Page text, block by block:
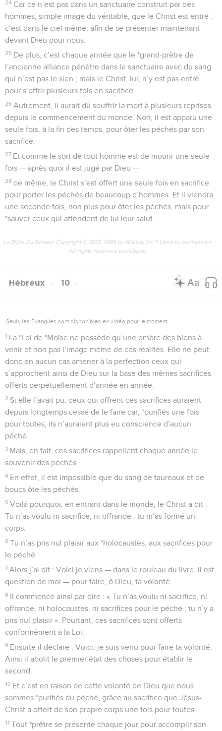
24 Car ce n’est pas dans un sanctuaire construit par des
hommes, simple image du véritable, que le Christ est entré :
c’est dans le ciel même, afin de se présenter maintenant
devant Dieu pour nous.
25 De plus, c’est chaque année que le *grand-prêtre de
l’ancienne alliance pénètre dans le sanctuaire avec du sang
qui n’est pas le sien ; mais le Christ, lui, n’y est pas entré
pour s’offrir plusieurs fois en sacrifice.
26 Autrement, il aurait dû souffrir la mort à plusieurs reprises
depuis le commencement du monde. Non, il est apparu une
seule fois, à la fin des temps, pour ôter les péchés par son
sacrifice.
27 Et comme le sort de tout homme est de mourir une seule
fois — après quoi il est jugé par Dieu —
28 de même, le Christ s’est offert une seule fois en sacrifice
pour porter les péchés de beaucoup d’hommes. Et il viendra
une seconde fois, non plus pour ôter les péchés, mais pour
*sauver ceux qui attendent de lui leur salut.
La Bible Du Semeur Copyright © 1992, 1999 by Biblica, Inc.® Used by permission.
All rights reserved worldwide.
Hébreux 10
Seuls les Évangiles sont disponibles en vidéo pour le moment.
1 La *Loi de *Moïse ne possède qu’une ombre des biens à
venir et non pas l’image même de ces réalités. Elle ne peut
donc en aucun cas amener à la perfection ceux qui
s’approchent ainsi de Dieu sur la base des mêmes sacrifices
offerts perpétuellement d’année en année.
2 Si elle l’avait pu, ceux qui offrent ces sacrifices auraient
depuis longtemps cessé de le faire car, *purifiés une fois
pour toutes, ils n’auraient plus eu conscience d’aucun
péché.
3 Mais, en fait, ces sacrifices rappellent chaque année le
souvenir des péchés.
4 En effet, il est impossible que du sang de taureaux et de
boucs ôte les péchés.
5 Voilà pourquoi, en entrant dans le monde, le Christ a dit :
Tu n’as voulu ni sacrifice, ni offrande : tu m’as formé un
corps.
6 Tu n’as pris nul plaisir aux *holocaustes, aux sacrifices pour
le péché.
7 Alors j’ai dit : Voici je viens — dans le rouleau du livre, il est
question de moi — pour faire, ô Dieu, ta volonté.
8 Il commence ainsi par dire : « Tu n’as voulu ni sacrifice, ni
offrande, ni holocaustes, ni sacrifices pour le péché ; tu n’y a
pris nul plaisir ». Pourtant, ces sacrifices sont offerts
conformément à la Loi.
9 Ensuite il déclare : Voici, je suis venu pour faire ta volonté.
Ainsi il abolit le premier état des choses pour établir le
second.
10 Et c’est en raison de cette volonté de Dieu que nous
sommes *purifiés du péché, grâce au sacrifice que Jésus-
Christ a offert de son propre corps une fois pour toutes.
11 Tout *prêtre se présente chaque jour pour accomplir son